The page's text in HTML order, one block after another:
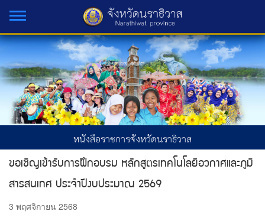
หนังสือราชการจังหวัดนราธิวาส
ขอเชิญเข้ารับการฝึกอบรม หลักสูตรเทคโนโลยีอวกาศและภูมิ
สารสนเทศ ประจำปีงบประมาณ 2569
3 พฤศจิกายน 2568